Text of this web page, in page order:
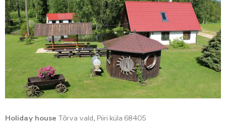
Holiday house Tõrva vald, Piiri küla 68405